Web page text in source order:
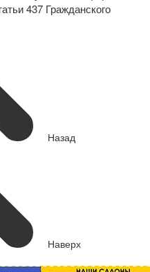
437 Гражданского
Назад
Наверх